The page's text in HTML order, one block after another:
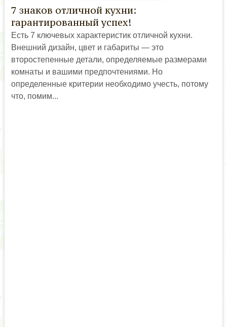
7 знаков отличной кухни:
гарантированный успех!
Есть 7 ключевых характеристик отличной кухни.
Внешний дизайн, цвет и габариты — это
второстепенные детали, определяемые размерами
комнаты и вашими предпочтениями. Но
определенные критерии необходимо учесть, потому
что, помим...